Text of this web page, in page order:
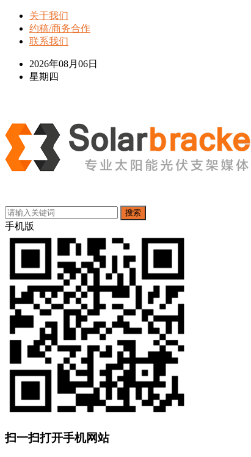
关于我们
约稿/商务合作
联系我们
2026年08月06日
星期四
搜索
手机版
扫一扫打开手机网站